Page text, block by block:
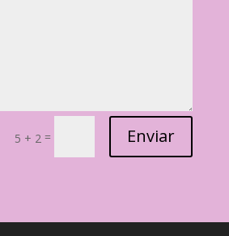
5 + 2 = Enviar